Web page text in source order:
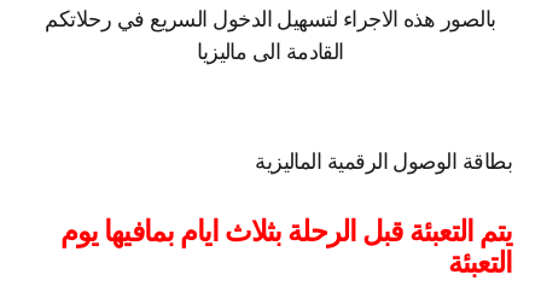
بالصور هذه الاجراء لتسهيل الدخول السريع في رحلاتكم
القادمة الى ماليزيا
بطاقة الوصول الرقمية الماليزية
يتم التعبئة قبل الرحلة بثلاث ايام بمافيها يوم
التعبئة